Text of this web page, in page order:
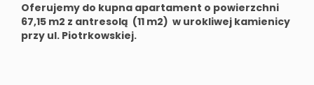
Oferujemy do kupna apartament o powierzchni
67,15 m2 z antresolą (11 m2) w urokliwej kamienicy
przy ul. Piotrkowskiej.